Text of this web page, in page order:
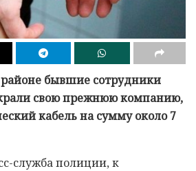
бывшие сотрудники
свою прежнюю компанию,
кабель на сумму около 7
служба полиции, к